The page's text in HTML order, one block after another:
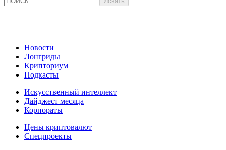
Новости
Лонгриды
Крипториум
Подкасты
Искусственный интеллект
Дайджест месяца
Корпораты
Цены криптовалют
Спецпроекты